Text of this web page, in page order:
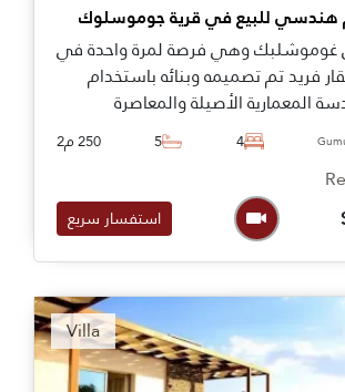
هندسي للبيع في قرية جوموسلوك
غوموشلبك وهي فرصة لمرة واحدة في
فريد تم تصميمه وبنائه باستخدام
المعمارية الأصيلة والمعاصرة
المعماريين في سافيت كايا ،
سباحة وحديقة لتندمج معها مع
الرئيسي هو الهدوء والصفاء في
4
5 250 م2
استفسار سريع
Villa